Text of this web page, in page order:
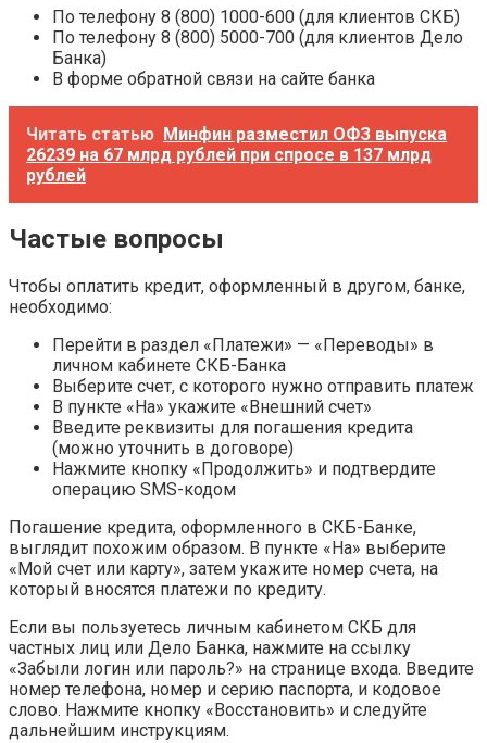
По телефону 8 (800) 1000-600 (для клиентов СКБ)
По телефону 8 (800) 5000-700 (для клиентов Дело
Банка)
В форме обратной связи на сайте банка
Читать статью Минфин разместил ОФЗ выпуска
26239 на 67 млрд рублей при спросе в 137 млрд
рублей
Частые вопросы
Чтобы оплатить кредит, оформленный в другом, банке,
необходимо:
Перейти в раздел «Платежи» — «Переводы» в
личном кабинете СКБ-Банка
Выберите счет, с которого нужно отправить платеж
В пункте «На» укажите «Внешний счет»
Введите реквизиты для погашения кредита
(можно уточнить в договоре)
Нажмите кнопку «Продолжить» и подтвердите
операцию SMS-кодом
Погашение кредита, оформленного в СКБ-Банке,
выглядит похожим образом. В пункте «На» выберите
«Мой счет или карту», затем укажите номер счета, на
который вносятся платежи по кредиту.
Если вы пользуетесь личным кабинетом СКБ для
частных лиц или Дело Банка, нажмите на ссылку
«Забыли логин или пароль?» на странице входа. Введите
номер телефона, номер и серию паспорта, и кодовое
слово. Нажмите кнопку «Восстановить» и следуйте
дальнейшим инструкциям.